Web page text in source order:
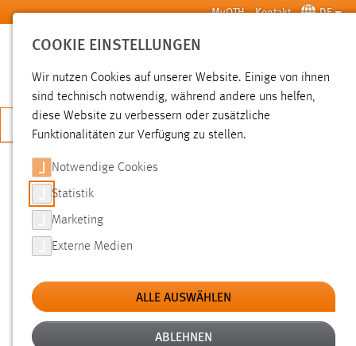
Zum Hauptinhalt springen MyOTH Kontakt DE
SUCHE
JETZT BEWERBEN
SUCHE
FILTER
Typ
Erstellungsdatum
COOKIE EINSTELLUNGEN
Wir nutzen Cookies auf unserer Website. Einige von ihnen
sind technisch notwendig, während andere uns helfen,
diese Website zu verbessern oder zusätzliche
Funktionalitäten zur Verfügung zu stellen.
Notwendige Cookies
Statistik
Marketing
Externe Medien
ALLE AUSWÄHLEN
ABLEHNEN